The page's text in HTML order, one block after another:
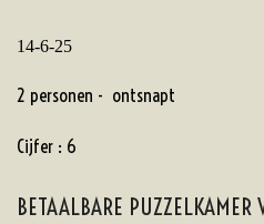
14-6-25
2 personen - ontsnapt
Cijfer : 6
BETAALBARE PUZZELKAMER